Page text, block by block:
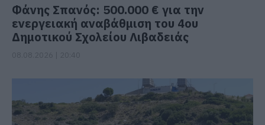
Φάνης Σπανός: 500.000 € για την
ενεργειακή αναβάθμιση του 4ου
Δημοτικού Σχολείου Λιβαδειάς